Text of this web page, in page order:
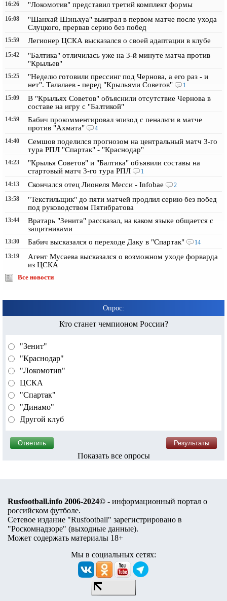
16:26 "Локомотив" представил третий комплект формы
16:08
"Шанхай Шэньхуа" выиграл в первом матче после ухода
Слуцкого, прервав серию без побед
15:59 Легионер ЦСКА высказался о своей адаптации в клубе
15:42
"Балтика" отличилась уже на 3-й минуте матча против
"Крыльев"
15:25
"Неделю готовили прессинг под Чернова, а его раз - и
нет". Талалаев - перед "Крыльями Советов"
1
15:09
В "Крыльях Советов" объяснили отсутствие Чернова в
составе на игру с "Балтикой"
14:59
Бабич прокомментировал эпизод с пенальти в матче
против "Ахмата"
4
14:40
Семшов поделился прогнозом на центральный матч 3-го
тура РПЛ "Спартак" - "Краснодар"
14:23
"Крылья Советов" и "Балтика" объявили составы на
стартовый матч 3-го тура РПЛ
1
14:13
Скончался отец Лионеля Месси - Infobae
2
13:58
"Текстильщик" до пяти матчей продлил серию без побед
под руководством Пятибратова
13:44
Вратарь "Зенита" рассказал, на каком языке общается с
защитниками
13:30 Бабич высказался о переходе Даку в "Спартак"
14
13:19
Агент Мусаева высказался о возможном уходе форварда
из ЦСКА
Все новости
Опрос:
Кто станет чемпионом России?
"Зенит"
"Краснодар"
"Локомотив"
ЦСКА
"Спартак"
"Динамо"
Другой клуб
Показать все опросы
Rusfootball.info 2006-2024© - информационный портал о
российском футболе.
Сетевое издание "Rusfootball" зарегистрировано в
"Роскомнадзоре" (выходные данные).
Может содержать материалы 18+
Мы в социальных сетях: